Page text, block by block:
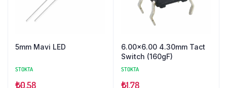
5mm Mavi LED
STOKTA
₺0,58
6.00×6.00 4.30mm Tact
Switch (160gF)
STOKTA
₺1,78